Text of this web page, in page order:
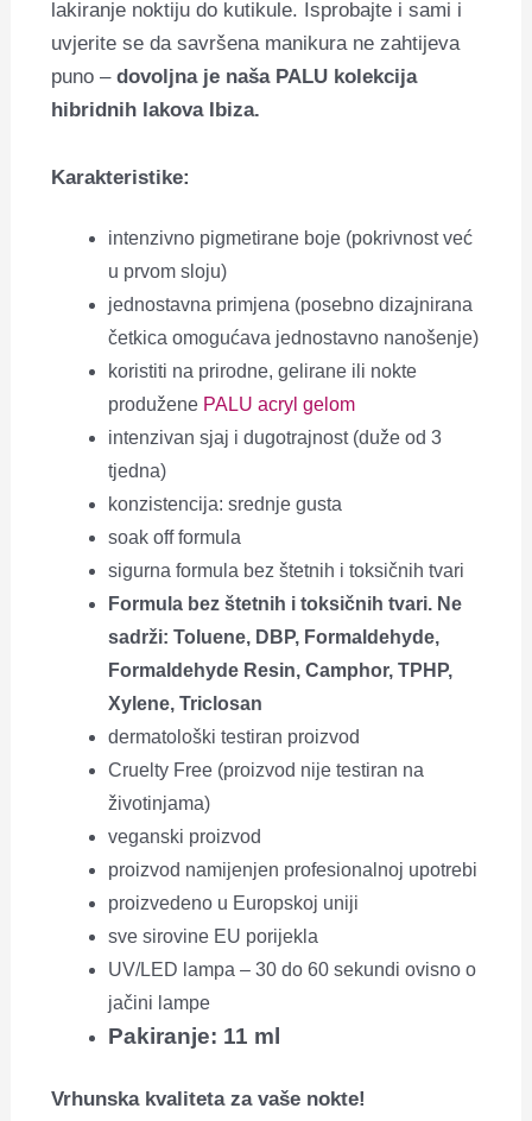
lakiranje noktiju do kutikule. Isprobajte i sami i
uvjerite se da savršena manikura ne zahtijeva
puno –dovoljna je naša PALU kolekcija
hibridnih lakova Ibiza.
Karakteristike:
intenzivno pigmetirane boje (pokrivnost već
u prvom sloju)
jednostavna primjena (posebno dizajnirana
četkica omogućava jednostavno nanošenje)
koristiti na prirodne, gelirane ili nokte
produžene PALU acryl gelom
intenzivan sjaj i dugotrajnost (duže od 3
tjedna)
konzistencija: srednje gusta
soak off formula
sigurna formula bez štetnih i toksičnih tvari
Formula bez štetnih i toksičnih tvari. Ne
sadrži: Toluene, DBP, Formaldehyde,
Formaldehyde Resin, Camphor, TPHP,
Xylene, Triclosan
dermatološki testiran proizvod
Cruelty Free (proizvod nije testiran na
životinjama)
veganski proizvod
proizvod namijenjen profesionalnoj upotrebi
proizvedeno u Europskoj uniji
sve sirovine EU porijekla
UV/LED lampa – 30 do 60 sekundi ovisno o
jačini lampe
Pakiranje: 11 ml
Vrhunska kvaliteta za vaše nokte!